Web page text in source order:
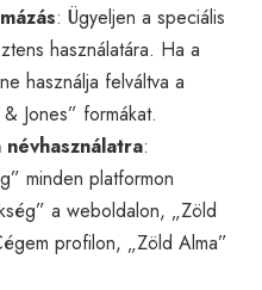
: Ügyeljen a speciális
használatára. Ha a
használja felváltva a
Jones” formákat.
:
minden platformon
a weboldalon, „Zöld
profilon, „Zöld Alma”